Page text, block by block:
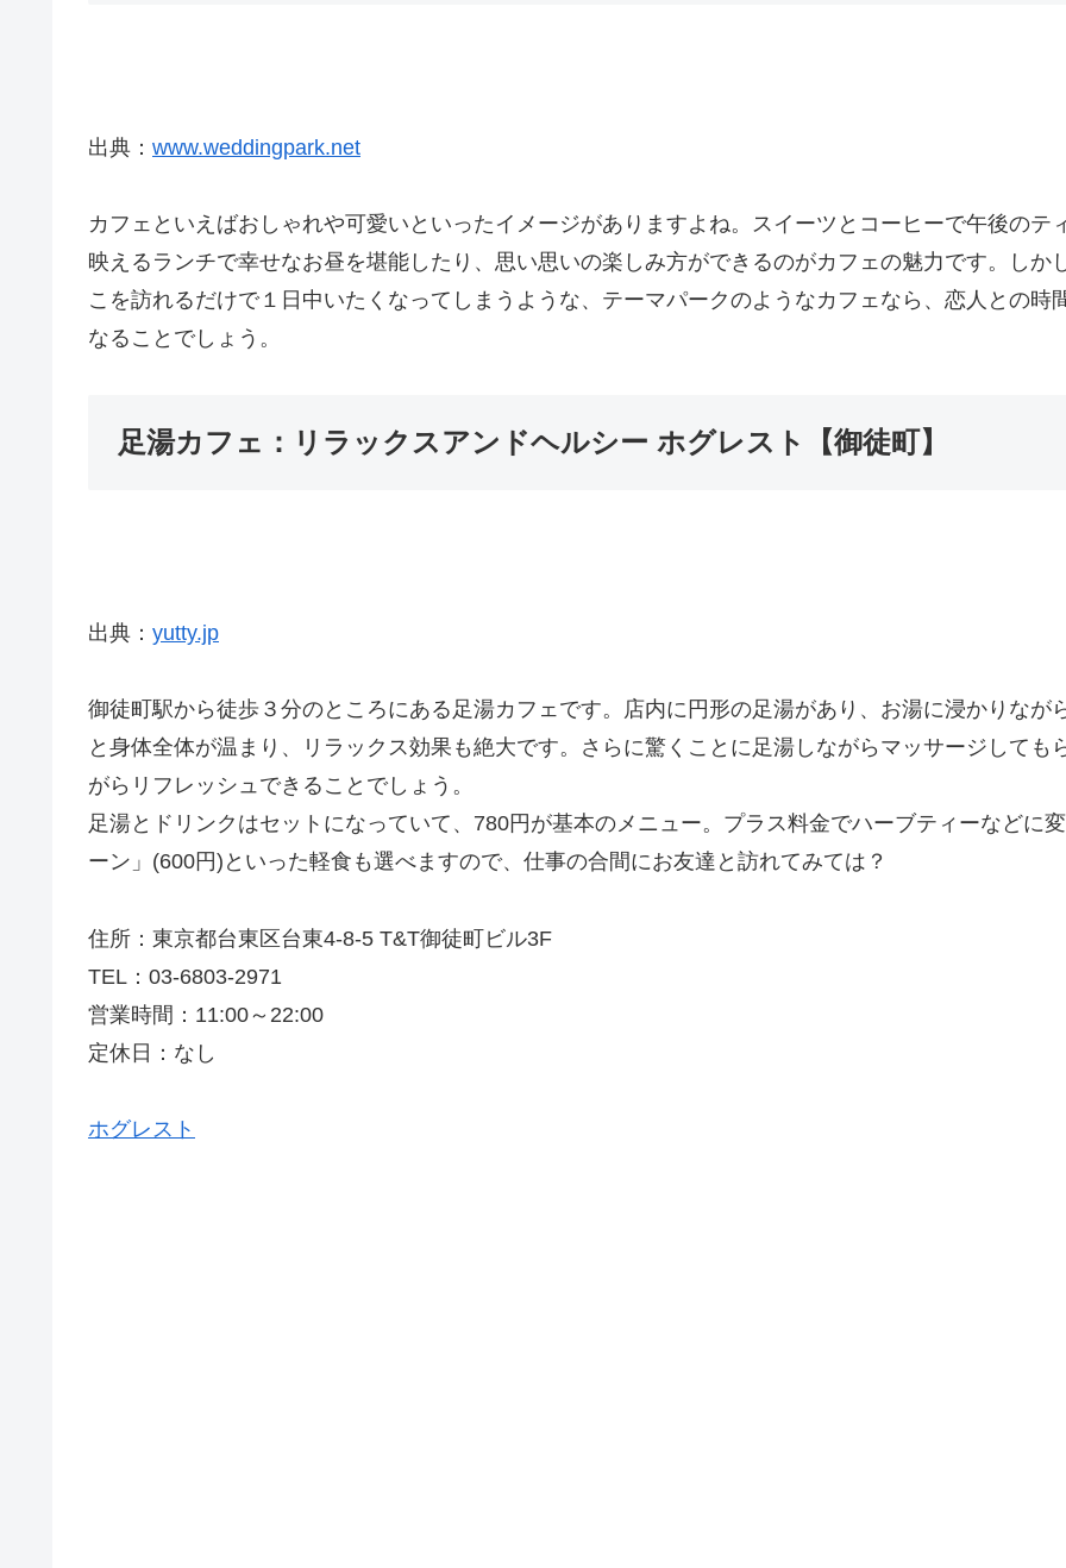
出典： www.weddingpark.net
カフェといえばおしゃれや可愛いといったイメージがありますよね。スイーツとコーヒーで午後の
映えるランチで幸せなお昼を堪能したり、思い思いの楽しみ方ができるのがカフェの魅力です。し
こを訪れるだけで１日中いたくなってしまうような、テーマパークのようなカフェなら、恋人との
なることでしょう。
足湯カフェ：リラックスアンドヘルシー ホグレスト【御徒町】
出典： yutty.jp
御徒町駅から徒歩３分のところにある足湯カフェです。店内に円形の足湯があり、お湯に浸かりな
と身体全体が温まり、リラックス効果も絶大です。さらに驚くことに足湯しながらマッサージして
がらリフレッシュできることでしょう。
足湯とドリンクはセットになっていて、780円が基本のメニュー。プラス料金でハーブティーなどに
ーン」(600円)といった軽食も選べますので、仕事の合間にお友達と訪れてみては？
住所：東京都台東区台東4-8-5 T&T御徒町ビル3F
TEL：03-6803-2971
営業時間：11:00～22:00
定休日：なし
ホグレスト